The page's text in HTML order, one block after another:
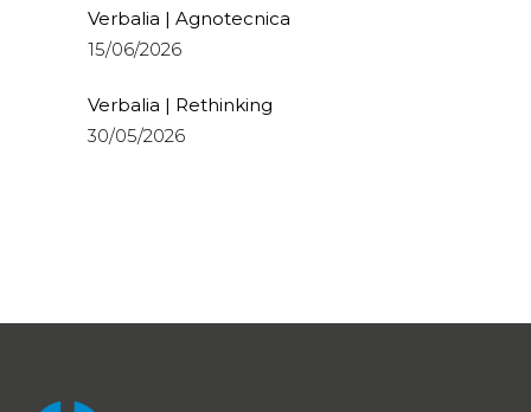
Verbalia | Agnotecnica
15/06/2026
Verbalia | Rethinking
30/05/2026